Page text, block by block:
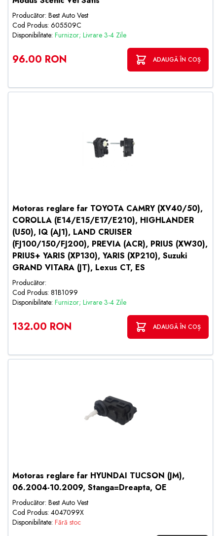
Producător: Best Auto Vest
Cod Produs: 605509C
Disponibilitate: Furnizor; Livrare 3-4 Zile
96.00 RON ADAUGĂ ÎN COȘ
Motoras reglare far TOYOTA CAMRY (XV40/50),
COROLLA (E14/E15/E17/E210), HIGHLANDER
(U50), IQ (AJ1), LAND CRUISER
(FJ100/150/FJ200), PREVIA (ACR), PRIUS (XW30),
PRIUS+ YARIS (XP130), YARIS (XP210), Suzuki
GRAND VITARA (JT), Lexus CT, ES
Producător:
Cod Produs: 81B1099
Disponibilitate: Furnizor; Livrare 3-4 Zile
132.00 RON ADAUGĂ ÎN COȘ
Motoras reglare far HYUNDAI TUCSON (JM),
06.2004-10.2009, Stanga=Dreapta, OE
Producător: Best Auto Vest
Cod Produs: 4047099X
Disponibilitate: Fără stoc